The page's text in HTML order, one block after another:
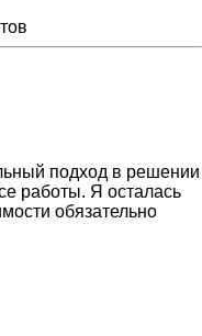
подход в решении
работы. Я осталась
обязательно